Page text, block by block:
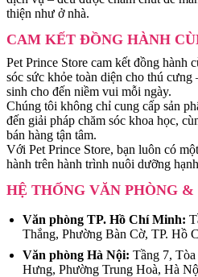
thiện như ở nhà.
CAM KẾT ĐỒNG HÀNH
Pet Prince Store cam kết đồng hành
sóc sức khỏe toàn diện cho thú
sinh cho đến niềm vui mỗi ngày.
Chúng tôi không chỉ cung cấp sản
đến giải pháp chăm sóc khoa học,
bán hàng tận tâm.
Với Pet Prince Store, bạn luôn có
hành trên hành trình nuôi dưỡng
HỆ THỐNG VĂN PHÒNG
Văn phòng TP. Hồ Chí Minh:
Thắng, Phường Bàn Cờ, TP. Hồ
Văn phòng Hà Nội: Tầng 7,
Hưng, Phường Trung Hoà, Hà